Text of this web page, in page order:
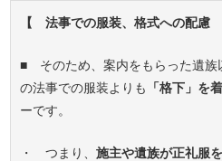
【 法事での服装、格式への配慮
■ そのため、案内をもらった遺族
の法事での服装よりも
「格下」を
ーです。
・ つまり、施主や遺族が正礼服